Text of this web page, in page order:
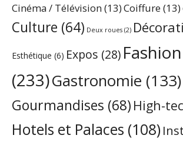
Cinéma / Télévision(13)Coiffure(13)
Culture (64) Deux roues (2)
Esthétique (6) Expos (28)
(233)Gastronomie (133)
Gourmandises (68) High-
Hotels et Palaces (108)